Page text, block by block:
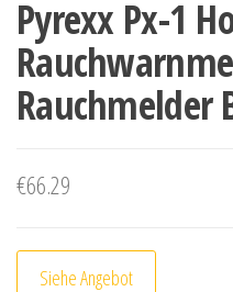
Pyrexx Px-1
Rauchmelder
€66.29
Siehe Angebot